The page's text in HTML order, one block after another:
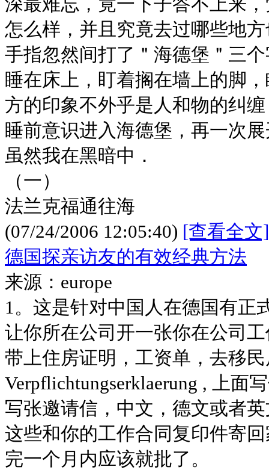
怎么样，并且究竟去过哪些地
手指忽然间打了＂海德堡＂三
睡在床上，盯着搁在墙上的脚
方的印象不外乎是人和物的纠
睡前意识进入海德堡，再一次
虽然我在黑暗中．
（一）
法兰克福通往海
(07/24/2006 12:05:40) [查看全文]
德国探亲访友的有效经典方法
来源：europe
1。这是针对中国人在德国有正
让你所在公司开一张你在公司
带上住房证明，工资单，去移
Verpflichtungserklaerung , 上面
写张邀请信，中文，德文或者
这些和你的工作合同复印件寄
完一个月内应该就批了。